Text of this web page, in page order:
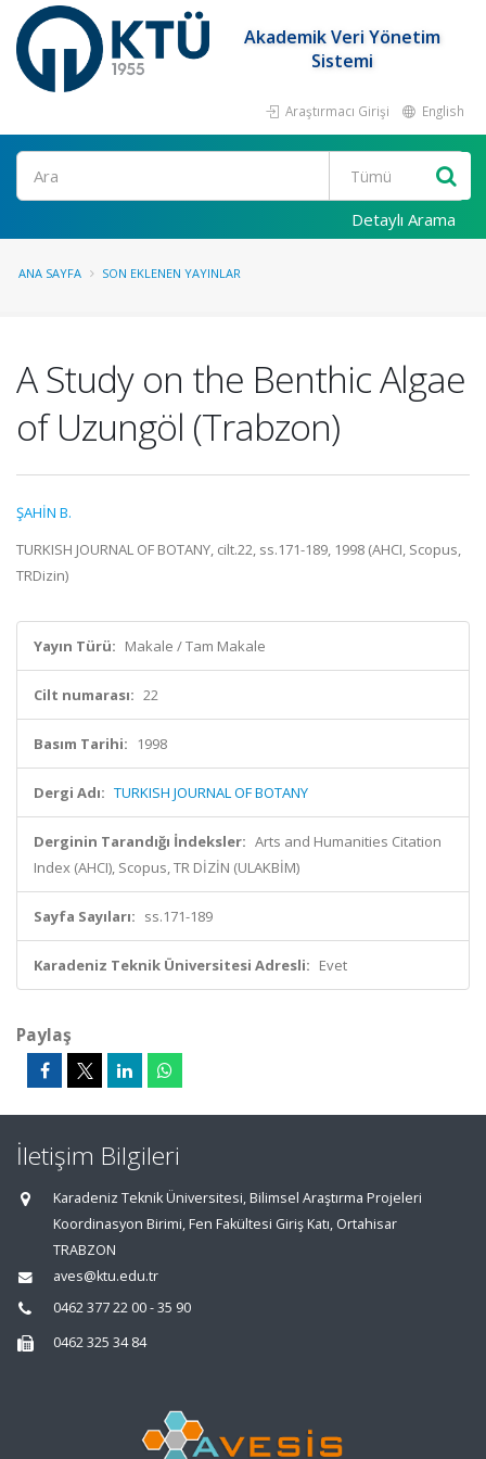
Akademik Veri Yönetim
Sistemi
Araştırmacı Girişi English
Ara
Detaylı Arama
ANA SAYFA SON EKLENEN YAYINLAR
A Study on the Benthic Algae
of Uzungöl (Trabzon)
ŞAHİN B.
TURKISH JOURNAL OF BOTANY, cilt.22, ss.171-189, 1998 (AHCI, Scopus,
TRDizin)
Yayın Türü: Makale / Tam Makale
Cilt numarası: 22
Basım Tarihi: 1998
Dergi Adı: TURKISH JOURNAL OF BOTANY
Derginin Tarandığı İndeksler: Arts and Humanities Citation
Index (AHCI), Scopus, TR DİZİN (ULAKBİM)
Sayfa Sayıları: ss.171-189
Karadeniz Teknik Üniversitesi Adresli: Evet
Paylaş
İletişim Bilgileri
Karadeniz Teknik Üniversitesi, Bilimsel Araştırma Projeleri
Koordinasyon Birimi, Fen Fakültesi Giriş Katı, Ortahisar
TRABZON
aves@ktu.edu.tr
0462 377 22 00 - 35 90
0462 325 34 84